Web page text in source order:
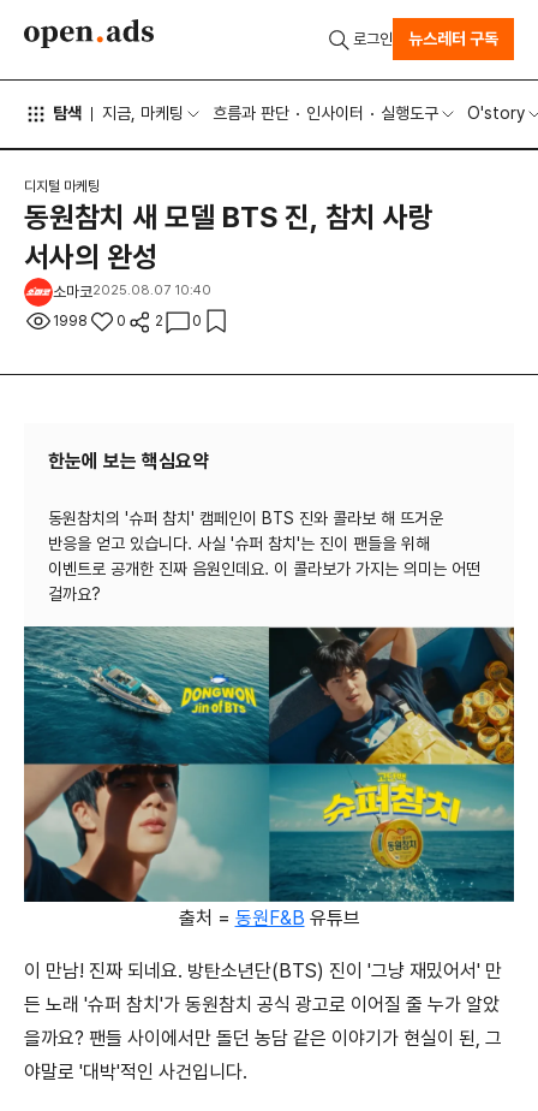
탐색 지금, 마케팅 흐름과 판단 인사이터 실행도구 O'story
로그인 뉴스레터 구독
디지털 마케팅
동원참치 새 모델 BTS 진, 참치 사랑
서사의 완성
소마코2025.08.07 10:40
1998 0 2 0
한눈에 보는 핵심요약
동원참치의 '슈퍼 참치' 캠페인이 BTS 진와 콜라보 해 뜨거운
반응을 얻고 있습니다. 사실 '슈퍼 참치'는 진이 팬들을 위해
이벤트로 공개한 진짜 음원인데요. 이 콜라보가 가지는 의미는 어떤
출처 = 동원F&B 유튜브
이 만남! 진짜 되네요. 방탄소년단(BTS) 진이 '그냥 재밌어서' 만
든 노래 '슈퍼 참치'가 동원참치 공식 광고로 이어질 줄 누가 알았
을까요? 팬들 사이에서만 돌던 농담 같은 이야기가 현실이 된, 그
야말로 '대박'적인 사건입니다.